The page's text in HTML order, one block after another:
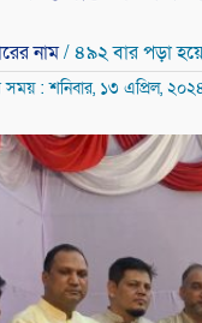
নাম/ ৪৯২ বার পড়া
সময় : শনিবার, ১৩ এপ্রিল,